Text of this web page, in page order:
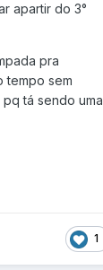
apartir do 3°
pra
tempo sem
tá sendo uma
1